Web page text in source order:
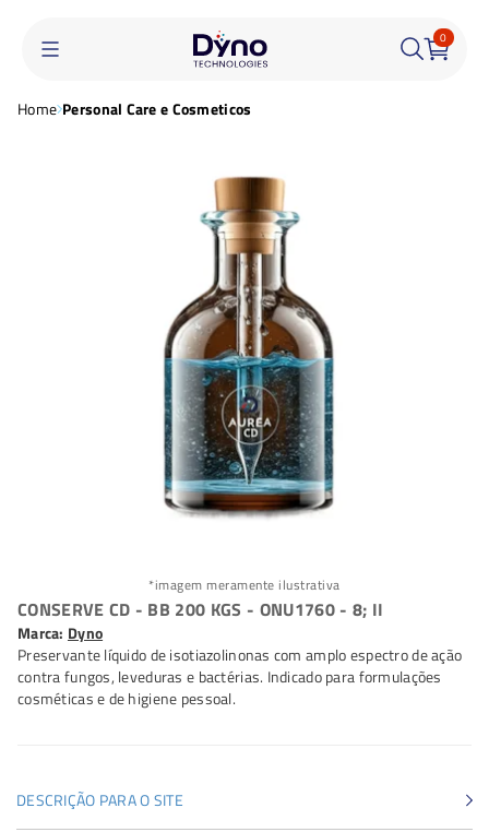
0
Home Personal Care e Cosmeticos
*imagem meramente ilustrativa
CONSERVE CD - BB 200 KGS - ONU1760 - 8; II
Marca: Dyno
Preservante líquido de isotiazolinonas com amplo espectro de ação
contra fungos, leveduras e bactérias. Indicado para formulações
cosméticas e de higiene pessoal.
DESCRIÇÃO PARA O SITE